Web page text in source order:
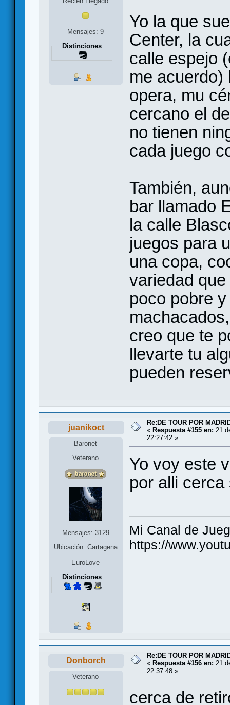
Mensajes: 9
Distinciones
Yo la que
Center, la
calle espejo
me acuerdo)
opera, mu
cercano el
no tienen
cada juego
También,
bar llamado
la calle
juegos para
una copa,
variedad
poco pobre
creo que te
llevarte tu
pueden
juanikoct
Baronet
Veterano
Mensajes: 3129
Ubicación: Cartagena
EuroLove
Distinciones
Re:DE TOUR POR
« Respuesta #155 en: 21
22:27:42 »
Yo voy este
por alli
Mi Canal de
https://
Donborch
Veterano
Re:DE TOUR POR
« Respuesta #156 en: 21
22:37:48 »
cerca de